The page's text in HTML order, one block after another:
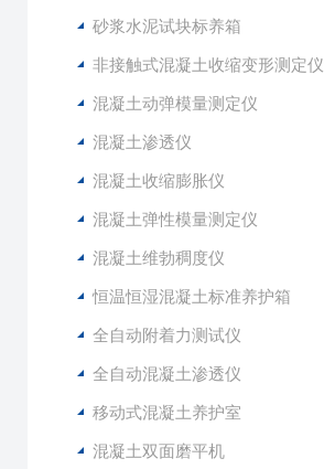
砂浆水泥试块标养箱
非接触式混凝土收缩变形测定仪
混凝土动弹模量测定仪
混凝土渗透仪
混凝土收缩膨胀仪
混凝土弹性模量测定仪
混凝土维勃稠度仪
恒温恒湿混凝土标准养护箱
全自动附着力测试仪
全自动混凝土渗透仪
移动式混凝土养护室
混凝土双面磨平机